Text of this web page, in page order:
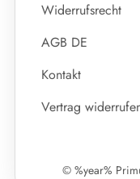
Widerrufsrecht
AGB DE
Kontakt
Vertrag
© %year%